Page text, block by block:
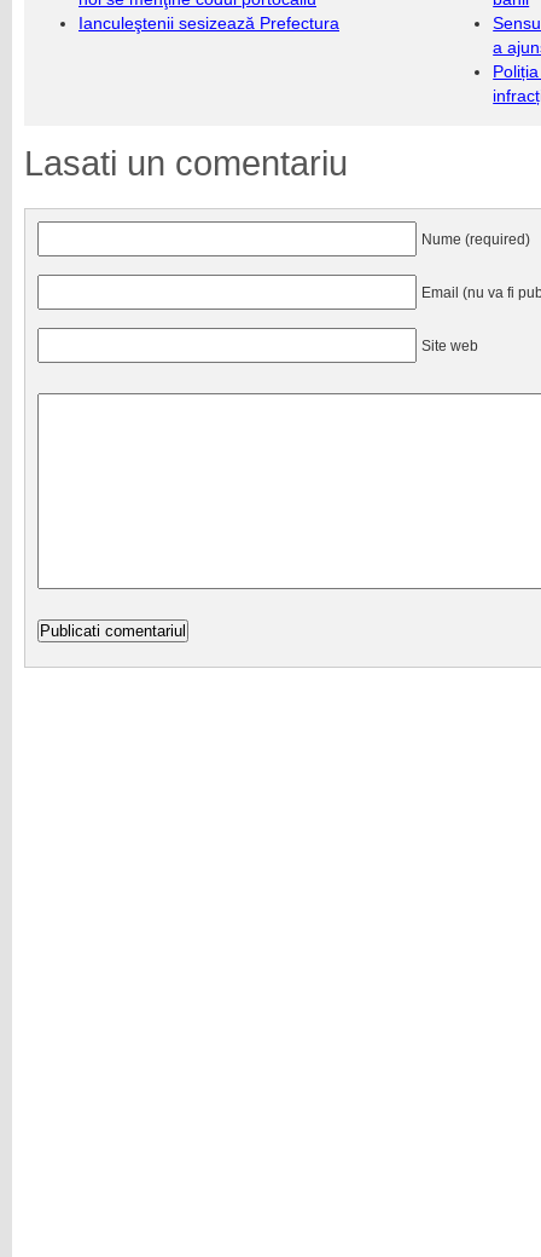
Ianculeştenii sesizează Prefectura
a
Lasati un comentariu
Nume (required)
Email (nu va fi
Site web